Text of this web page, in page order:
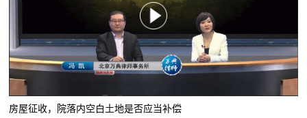
房屋征收，院落内空白土地是否应当补偿